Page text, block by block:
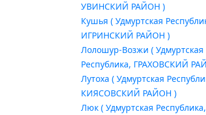
УВИНСКИЙ РАЙОН )
Кушья ( Удмуртская
ИГРИНСКИЙ РАЙОН )
Лолошур-Возжи ( Удмуртская
Республика, ГРАХОВСКИЙ
Лутоха ( Удмуртская
КИЯСОВСКИЙ РАЙОН )
Люк ( Удмуртская Республика,